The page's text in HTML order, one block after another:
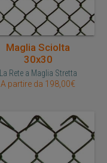
Maglia Sciolta
30x30
La Rete a Maglia Stretta
A partire da 198,00€